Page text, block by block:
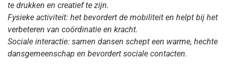
te drukken en creatief te zijn.
Fysieke activiteit: het bevordert de mobiliteit en helpt bij het
verbeteren van coördinatie en kracht.
Sociale interactie: samen dansen schept een warme, hechte
dansgemeenschap en bevordert sociale contacten.